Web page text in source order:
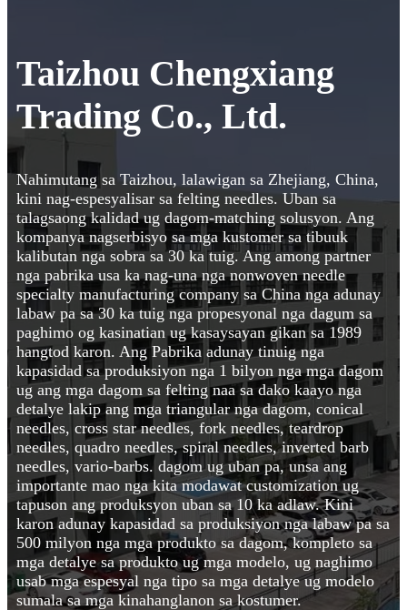
Taizhou Chengxiang
Trading Co., Ltd.
Nahimutang sa Taizhou, lalawigan sa Zhejiang, China,
kini nag-espesyalisar sa felting needles. Uban sa
talagsaong kalidad ug dagom-matching solusyon. Ang
kompanya nagserbisyo sa mga kustomer sa tibuuk
kalibutan nga sobra sa 30 ka tuig. Ang among partner
nga pabrika usa ka nag-una nga nonwoven needle
specialty manufacturing company sa China nga adunay
labaw pa sa 30 ka tuig nga propesyonal nga dagum sa
paghimo og kasinatian ug kasaysayan gikan sa 1989
hangtod karon. Ang Pabrika adunay tinuig nga
kapasidad sa produksiyon nga 1 bilyon nga mga dagom
ug ang mga dagom sa felting naa sa dako kaayo nga
detalye lakip ang mga triangular nga dagom, conical
needles, cross star needles, fork needles, teardrop
needles, quadro needles, spiral needles, inverted barb
needles, vario-barbs. dagom ug uban pa, unsa ang
importante mao nga kita modawat customization ug
tapuson ang produksyon uban sa 10 ka adlaw. Kini
karon adunay kapasidad sa produksiyon nga labaw pa sa
500 milyon nga mga produkto sa dagom, kompleto sa
mga detalye sa produkto ug mga modelo, ug naghimo
usab mga espesyal nga tipo sa mga detalye ug modelo
sumala sa mga kinahanglanon sa kostumer.